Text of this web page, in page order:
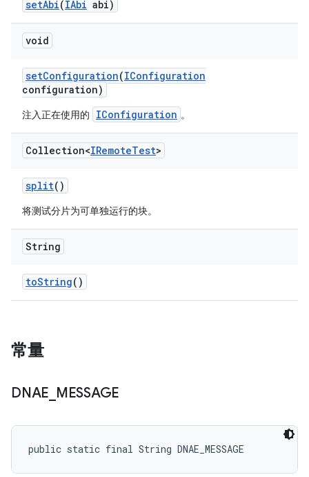
setAbi(IAbi abi)
void
setConfiguration(IConfiguration
configuration)
注入正在使用的 IConfiguration 。
Collection<IRemoteTest>
split()
将测试分片为可单独运行的块。
String
toString()
常量
DNAE MESSAGE
public static final String DNAE_MESSAGE